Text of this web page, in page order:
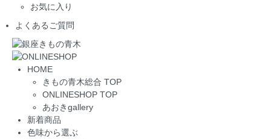
お気に入り
よくあるご質問
HOME
きもの青木総合 TOP
ONLINESHOP TOP
あおきgallery
新着商品
色味から選ぶ